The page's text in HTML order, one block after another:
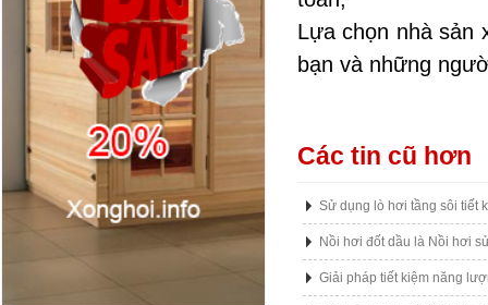
Lựa chọn nhà sản
bạn và những
Các tin cũ hơn
Sử dụng lò hơi tầng sôi tiết
Nồi hơi đốt dầu là Nồi hơi
Giải pháp tiết kiệm năng